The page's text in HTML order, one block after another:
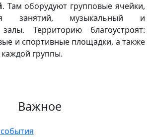
. Там оборудуют групповые ячейки,
занятий, музыкальный и
Территорию благоустроят:
и спортивные площадки, а также
группы.
Важное